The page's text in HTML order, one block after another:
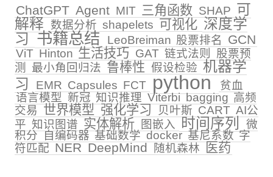
ChatGPT Agent MIT 三角函数 SHAP 可
解释
数据分析 shapelets 可视化 深度学
习 书籍总结 LeoBreiman 股票排名 GCN
ViT Hinton 生活技巧 GAT 链式法则
股票预
测
最小角回归法 鲁棒性 假设检验 机器学
习
EMR Capsules FCT python 贫血
语言模型 新冠 知识推理 Viterbibagging 高频
交易 世界模型 强化学习 贝叶斯 CART AI公
平 知识图谱 实体解析 图嵌入 时间序列
微
积分自编码器基础数学docker基尼系数字
符匹配 NER DeepMind 随机森林 医药